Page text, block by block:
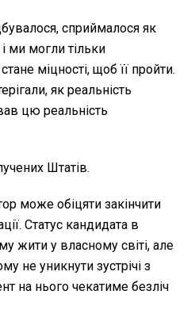
сприймалося як
ми могли тільки
міцності, щоб її пройти.
як реальність
цю реальність
Штатів.
може обіцяти закінчити
Статус кандидата в
жити у власному світі, але
не уникнути зустрічі з
на нього чекатиме безліч